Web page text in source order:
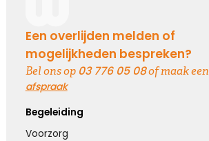
Een overlijden melden of
mogelijkheden bespreken?
Bel ons op 03 776 05 08of maak een
afspraak
Begeleiding
Voorzorg